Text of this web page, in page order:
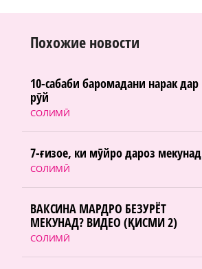
Похожие новости
СОЛИМӢ
10-сабаби баромадани нарак дар
рӯй
СОЛИМӢ
7-ғизое, ки мӯйро дароз мекунад
СОЛИМӢ
ВАКСИНА МАРДРО БЕЗУРЁТ
МЕКУНАД? ВИДЕО (ҚИСМИ 2)